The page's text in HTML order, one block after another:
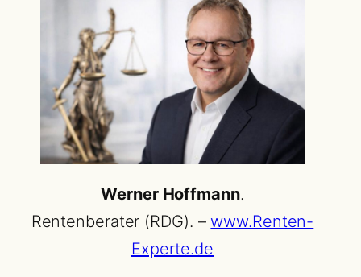
Werner Hoffmann.
Rentenberater (RDG). – www.Renten-
Experte.de